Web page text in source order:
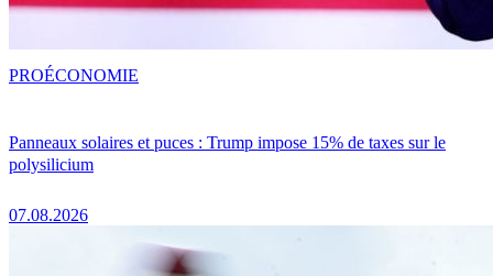
Panneaux solaires et puces : Trump impose 15% de taxes sur le
polysilicium
07.08.2026
PROÉCONOMIE